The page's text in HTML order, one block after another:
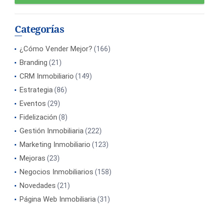
Categorías
¿Cómo Vender Mejor? (166)
Branding (21)
CRM Inmobiliario (149)
Estrategia(86)
Eventos (29)
Fidelización (8)
Gestión Inmobiliaria(222)
Marketing Inmobiliario (123)
Mejoras (23)
Negocios Inmobiliarios (158)
Novedades (21)
Página Web Inmobiliaria(31)